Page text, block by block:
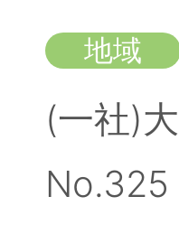
地域
(一社)
No.325